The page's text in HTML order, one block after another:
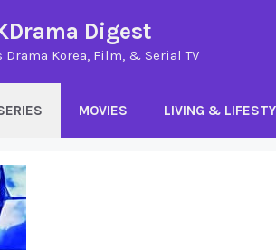
Digest
Drama Korea, Film, & Serial TV
MOVIES LIVING &